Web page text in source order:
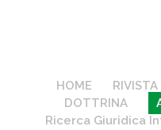
HOME RIVISTA
DOTTRINA
Ricerca Giuridica